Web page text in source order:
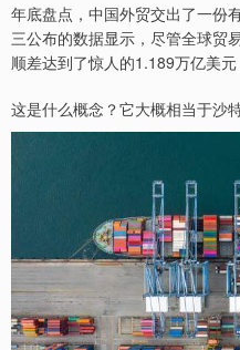
年底盘点，中国外贸交出了一份
三公布的数据显示，尽管全球贸
顺差达到了惊人的1.189万亿美元
这是什么概念？它大概相当于沙